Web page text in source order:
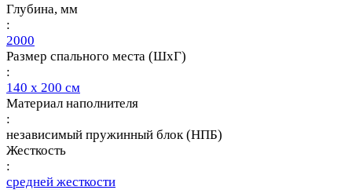
Глубина, мм
:
2000
Размер спального места (ШхГ)
:
140 х 200 см
Материал наполнителя
:
независимый пружинный блок (НПБ)
Жесткость
:
средней жесткости